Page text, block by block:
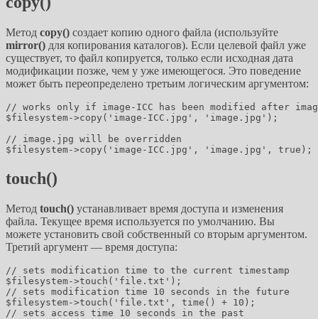
Метод copy() создает копию одного файла (используйте
mirror() для копирования каталогов). Если целевой файл уже
существует, то файл копируется, только если исходная дата
модификации позже, чем у уже имеющегося. Это поведение
может быть переопределено третьим логическим аргументом:
// works only if image-ICC has been modified after
$filesystem->copy('image-ICC.jpg', 'image.jpg');
// image.jpg will be overridden
touch()
Метод touch() устанавливает время доступа и изменения
файла. Текущее время используется по умолчанию. Вы
можете установить свой собственный со вторым аргументом.
Третий аргумент — время доступа:
// sets modification time to the current timestamp
$filesystem->touch('file.txt');
// sets modification time 10 seconds in the future
$filesystem->touch('file.txt', time() + 10);
// sets access time 10 seconds in the past